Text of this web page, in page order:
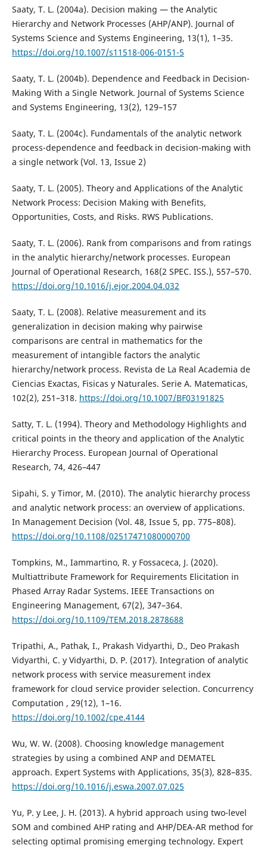
Saaty, T. L. (2004a). Decision making — the Analytic
Hierarchy and Network Processes (AHP/ANP). Journal of
Systems Science and Systems Engineering, 13(1), 1–35.
https://doi.org/10.1007/s11518-006-0151-5
Saaty, T. L. (2004b). Dependence and Feedback in Decision-
Making With a Single Network. Journal of Systems Science
and Systems Engineering, 13(2), 129–157
Saaty, T. L. (2004c). Fundamentals of the analytic network
process-dependence and feedback in decision-making with
a single network (Vol. 13, Issue 2)
Saaty, T. L. (2005). Theory and Applications of the Analytic
Network Process: Decision Making with Benefits,
Opportunities, Costs, and Risks. RWS Publications.
Saaty, T. L. (2006). Rank from comparisons and from ratings
in the analytic hierarchy/network processes. European
Journal of Operational Research, 168(2 SPEC. ISS.), 557–570.
https://doi.org/10.1016/j.ejor.2004.04.032
Saaty, T. L. (2008). Relative measurement and its
generalization in decision making why pairwise
comparisons are central in mathematics for the
measurement of intangible factors the analytic
hierarchy/network process. Revista de La Real Academia de
Ciencias Exactas, Fisicas y Naturales. Serie A. Matematicas,
102(2), 251–318. https://doi.org/10.1007/BF03191825
Satty, T. L. (1994). Theory and Methodology Highlights and
critical points in the theory and application of the Analytic
Hierarchy Process. European Journal of Operational
Research, 74, 426–447
Sipahi, S. y Timor, M. (2010). The analytic hierarchy process
and analytic network process: an overview of applications.
In Management Decision (Vol. 48, Issue 5, pp. 775–808).
https://doi.org/10.1108/02517471080000700
Tompkins, M., Iammartino, R. y Fossaceca, J. (2020).
Multiattribute Framework for Requirements Elicitation in
Phased Array Radar Systems. IEEE Transactions on
Engineering Management, 67(2), 347–364.
https://doi.org/10.1109/TEM.2018.2878688
Tripathi, A., Pathak, I., Prakash Vidyarthi, D., Deo Prakash
Vidyarthi, C. y Vidyarthi, D. P. (2017). Integration of analytic
network process with service measurement index
framework for cloud service provider selection. Concurrency
Computation , 29(12), 1–16.
https://doi.org/10.1002/cpe.4144
Wu, W. W. (2008). Choosing knowledge management
strategies by using a combined ANP and DEMATEL
approach. Expert Systems with Applications, 35(3), 828–835.
https://doi.org/10.1016/j.eswa.2007.07.025
Yu, P. y Lee, J. H. (2013). A hybrid approach using two-level
SOM and combined AHP rating and AHP/DEA-AR method for
selecting optimal promising emerging technology. Expert